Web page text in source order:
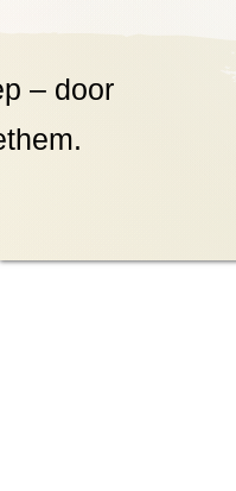
– door